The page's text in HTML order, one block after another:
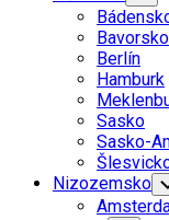
Child
Menu
Bavorsko
Berlín
Hamburk
Sasko
Sasko-
Nizozemsko